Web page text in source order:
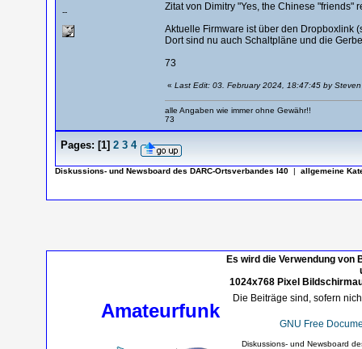
--
Zitat von Dimitry "Yes, the Chinese "friends"
Aktuelle Firmware ist über den Dropboxlink
Dort sind nu auch Schaltpläne und die
73
« Last Edit: 03. February 2024, 18:47:45 by Steven
alle Angaben wie immer ohne Gewähr!!
73
Pages: [1] 2 3 4
Diskussions- und Newsboard des DARC-Ortsverbandes I40 | allgemeine
Es wird die Verwendung
1024x768 Pixel
Amateurfunk
Die Beiträge sind, sofern
GNU Free
Diskussions- und Newsboard